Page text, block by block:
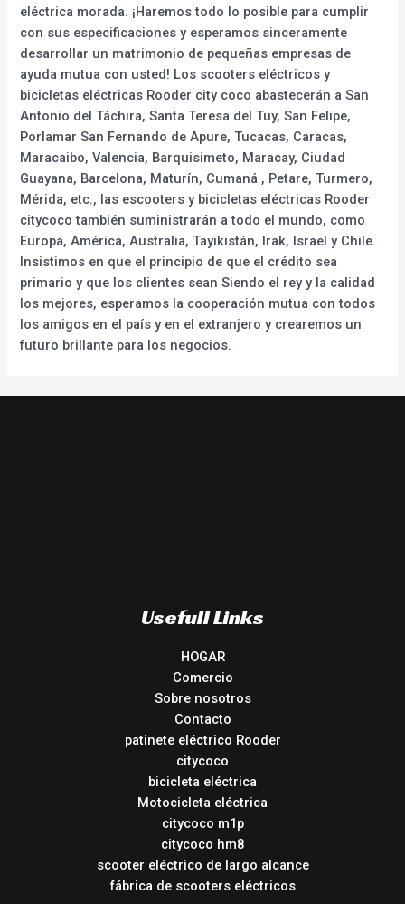
eléctrica morada. ¡Haremos todo lo posible para cumplir
con sus especificaciones y esperamos sinceramente
desarrollar un matrimonio de pequeñas empresas de
ayuda mutua con usted! Los scooters eléctricos y
bicicletas eléctricas Rooder city coco abastecerán a San
Antonio del Táchira, Santa Teresa del Tuy, San Felipe,
Porlamar San Fernando de Apure, Tucacas, Caracas,
Maracaibo, Valencia, Barquisimeto, Maracay, Ciudad
Guayana, Barcelona, Maturín, Cumaná , Petare, Turmero,
Mérida, etc., las escooters y bicicletas eléctricas Rooder
citycoco también suministrarán a todo el mundo, como
Europa, América, Australia, Tayikistán, Irak, Israel y Chile.
Insistimos en que el principio de que el crédito sea
primario y que los clientes sean Siendo el rey y la calidad
los mejores, esperamos la cooperación mutua con todos
los amigos en el país y en el extranjero y crearemos un
futuro brillante para los negocios.
Usefull Links
HOGAR
Comercio
Sobre nosotros
Contacto
patinete eléctrico Rooder
citycoco
bicicleta eléctrica
Motocicleta eléctrica
citycoco m1p
citycoco hm8
scooter eléctrico de largo alcance
fábrica de scooters eléctricos